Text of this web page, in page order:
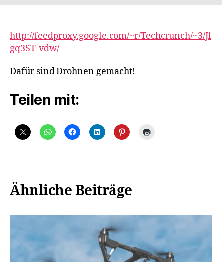
A
In
http://feedproxy.google.com/~r/Techcrunch/~3/Jl
gq3ST-vdw/
Dafür sind Drohnen gemacht!
Teilen mit:
Ähnliche Beiträge